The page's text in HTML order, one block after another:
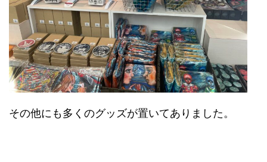
その他にも多くのグッズが置いてありました。